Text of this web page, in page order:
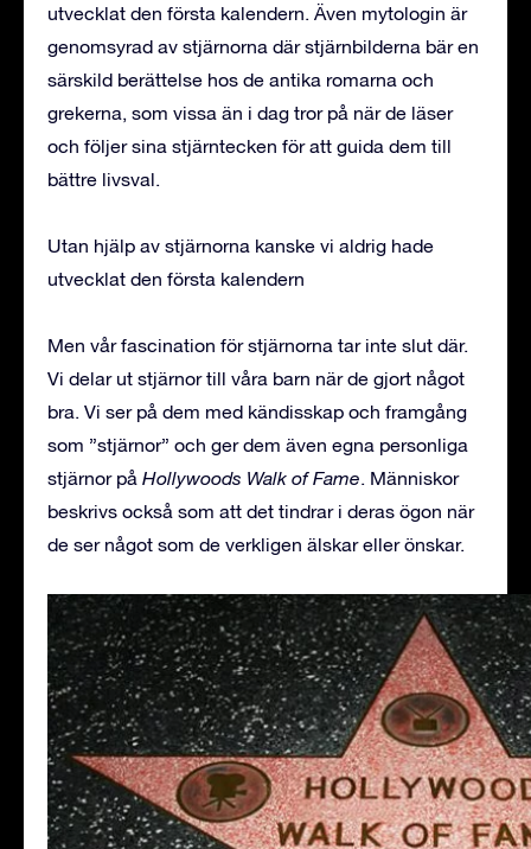
utvecklat den första kalendern. Även mytologin är
genomsyrad av stjärnorna där stjärnbilderna bär en
särskild berättelse hos de antika romarna och
grekerna, som vissa än i dag tror på när de läser
och följer sina stjärntecken för att guida dem till
bättre livsval.
Utan hjälp av stjärnorna kanske vi aldrig hade
utvecklat den första kalendern
Men vår fascination för stjärnorna tar inte slut där.
Vi delar ut stjärnor till våra barn när de gjort något
bra. Vi ser på dem med kändisskap och framgång
som ”stjärnor” och ger dem även egna personliga
stjärnor på Hollywoods Walk of Fame. Människor
beskrivs också som att det tindrar i deras ögon när
de ser något som de verkligen älskar eller önskar.